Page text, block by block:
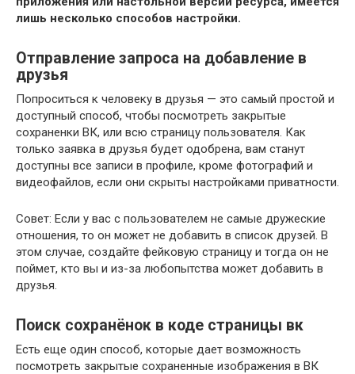
лишь несколько способов настройки.
Отправление запроса на добавление в
друзья
Попроситься к человеку в друзья — это самый простой и
доступный способ, чтобы посмотреть закрытые
сохраненки ВК, или всю страницу пользователя. Как
только заявка в друзья будет одобрена, вам станут
доступны все записи в профиле, кроме фотографий и
видеофайлов, если они скрыты настройками приватности.
Совет: Если у вас с пользователем не самые дружеские
отношения, то он может не добавить в список друзей. В
этом случае, создайте фейковую страницу и тогда он не
поймет, кто вы и из-за любопытства может добавить в
друзья.
Поиск сохранёнок в коде страницы вк
Есть еще один способ, которые дает возможность
посмотреть закрытые сохраненные изображения в ВК